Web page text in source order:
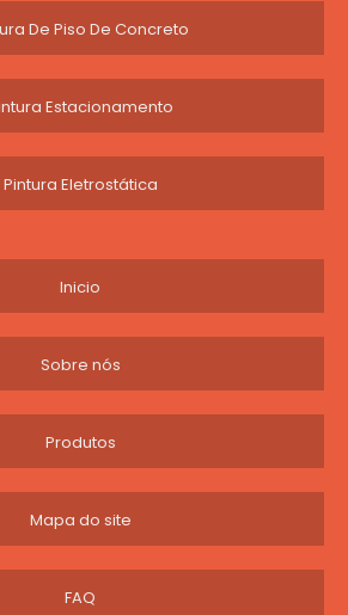
De Piso De Concreto
Estacionamento
Pintura Eletrostática
Inicio
Sobre nós
Produtos
Mapa do site
FAQ